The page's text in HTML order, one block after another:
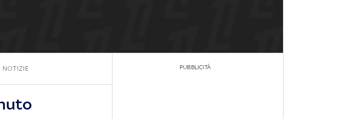
NOTIZIE PUBBLICITÀ